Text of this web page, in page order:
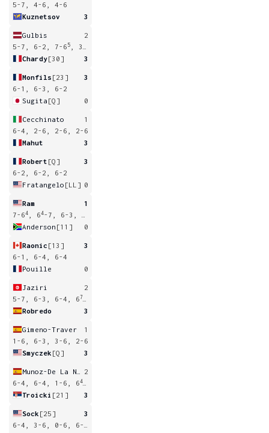
5-7, 4-6, 4-6
Kuznetsov
3
Gulbis
2
5-7, 6-2, 7-6 5
, 3-6, 11-13
Chardy[30] 3
Monfils [23]
3
6-1, 6-3, 6-2
Sugita [Q] 0
Cecchinato
1
6-4, 2-6, 2-6, 2-6
Mahut
3
Robert [Q]
3
6-2, 6-2, 6-2
Fratangelo [LL] 0
Ram
1
7-64 , 64-7, 6-3, 3-0
Anderson [11] 0
Raonic [13]
3
6-1, 6-4, 6-4
Pouille
0
Jaziri
2
5-7, 6-3, 6-4, 67
Robredo
3
Gimeno-Traver
1
1-6, 6-3, 3-6, 2-6
Smyczek [Q] 3
2
6-4, 6-4, 1-6, 64
Troicki [21] 3
Sock [25]
3